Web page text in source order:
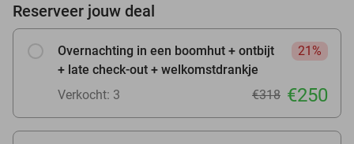
Reserveer jouw deal
Overnachting in een boomhut + ontbijt
+ late check-out + welkomstdrankje
21%
Verkocht: 3 €318 €250